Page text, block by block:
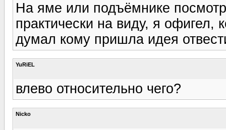
На яме или подъёмнике
практически на виду, я офигел,
думал кому пришла идея
YuRiEL
влево относительно чего?
Nicko